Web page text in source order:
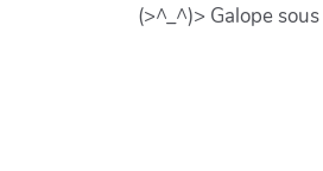
(>^_^)> Galope sous